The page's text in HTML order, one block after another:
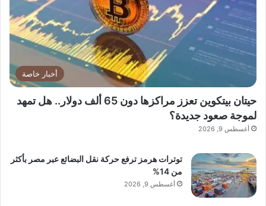
أخبار خاصة
حيتان بيتكوين تعزز مراكزها دون 65 ألف دولار.. هل تمهد
لموجة صعود جديدة؟
أغسطس 9, 2026
توترات هرمز ترفع حركة نقل البضائع عبر مصر بأكثر
من 14%
أغسطس 9, 2026